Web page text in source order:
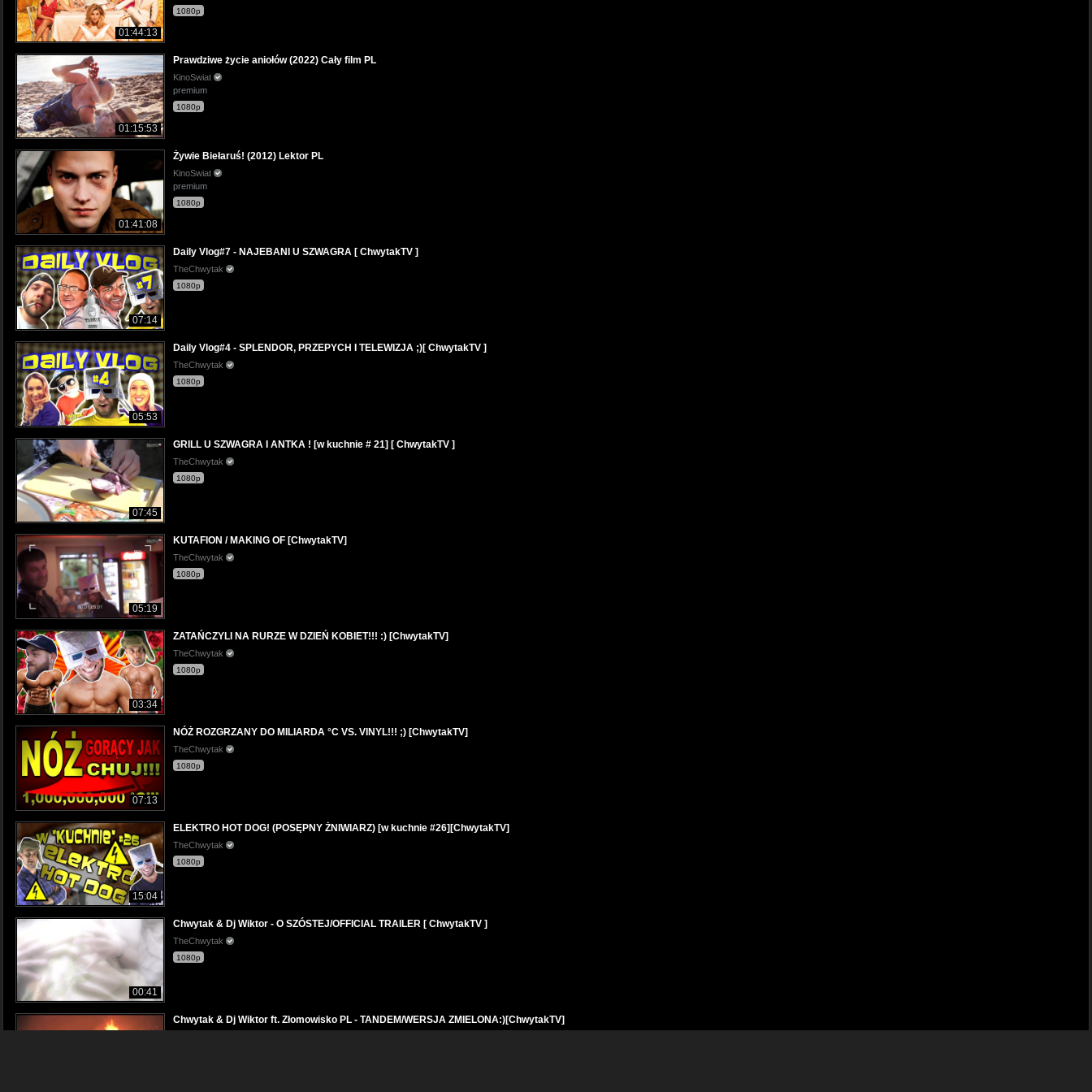
01:44:13
1080p
01:15:53
Prawdziwe życie aniołów (2022) Cały film PL
KinoSwiat
premium
1080p
01:41:08
Żywie Biełaruś! (2012) Lektor PL
KinoSwiat
premium
1080p
07:14
Daily Vlog#7 - NAJEBANI U SZWAGRA [ ChwytakTV ]
TheChwytak
1080p
05:53
Daily Vlog#4 - SPLENDOR, PRZEPYCH I TELEWIZJA ;)[ ChwytakTV ]
TheChwytak
1080p
07:45
GRILL U SZWAGRA I ANTKA ! [w kuchnie # 21] [ ChwytakTV ]
TheChwytak
1080p
05:19
KUTAFION / MAKING OF [ChwytakTV]
TheChwytak
1080p
03:34
ZATAŃCZYLI NA RURZE W DZIEŃ KOBIET!!! :) [ChwytakTV]
TheChwytak
1080p
07:13
NÓŻ ROZGRZANY DO MILIARDA °C VS. VINYL!!! ;) [ChwytakTV]
TheChwytak
1080p
15:04
ELEKTRO HOT DOG! (POSĘPNY ŻNIWIARZ) [w kuchnie #26][ChwytakTV]
TheChwytak
1080p
00:41
Chwytak & Dj Wiktor - O SZÓSTEJ/OFFICIAL TRAILER [ ChwytakTV ]
TheChwytak
1080p
Chwytak & Dj Wiktor ft. Złomowisko PL - TANDEM/WERSJA ZMIELONA:)[ChwytakTV]